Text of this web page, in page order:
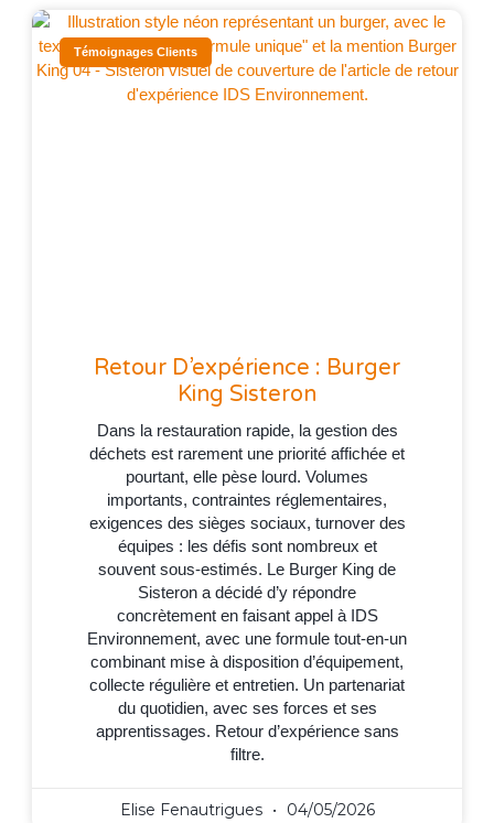
Témoignages Clients
Retour D’expérience : Burger
King Sisteron
Dans la restauration rapide, la gestion des
déchets est rarement une priorité affichée et
pourtant, elle pèse lourd. Volumes
importants, contraintes réglementaires,
exigences des sièges sociaux, turnover des
équipes : les défis sont nombreux et
souvent sous-estimés. Le Burger King de
Sisteron a décidé d’y répondre
concrètement en faisant appel à IDS
Environnement, avec une formule tout-en-un
combinant mise à disposition d’équipement,
collecte régulière et entretien. Un partenariat
du quotidien, avec ses forces et ses
apprentissages. Retour d’expérience sans
filtre.
Elise Fenautrigues 04/05/2026